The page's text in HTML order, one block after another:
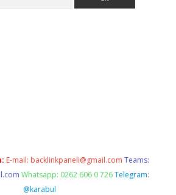
E-mail: backlinkpaneli@gmail.com Teams:
Whatsapp: 0262 606 0 726 Telegram:
@karabul